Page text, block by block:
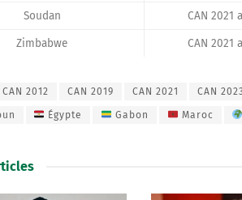
Soudan
CAN 2021
Zimbabwe
CAN 2021
CAN 2012 CAN 2019 CAN 2021 CAN
Égypte Gabon Maroc